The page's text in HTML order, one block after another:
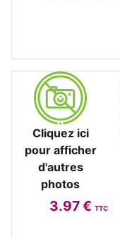
Cliquez ici
pour afficher
d'autres
photos
3.97 € TTC